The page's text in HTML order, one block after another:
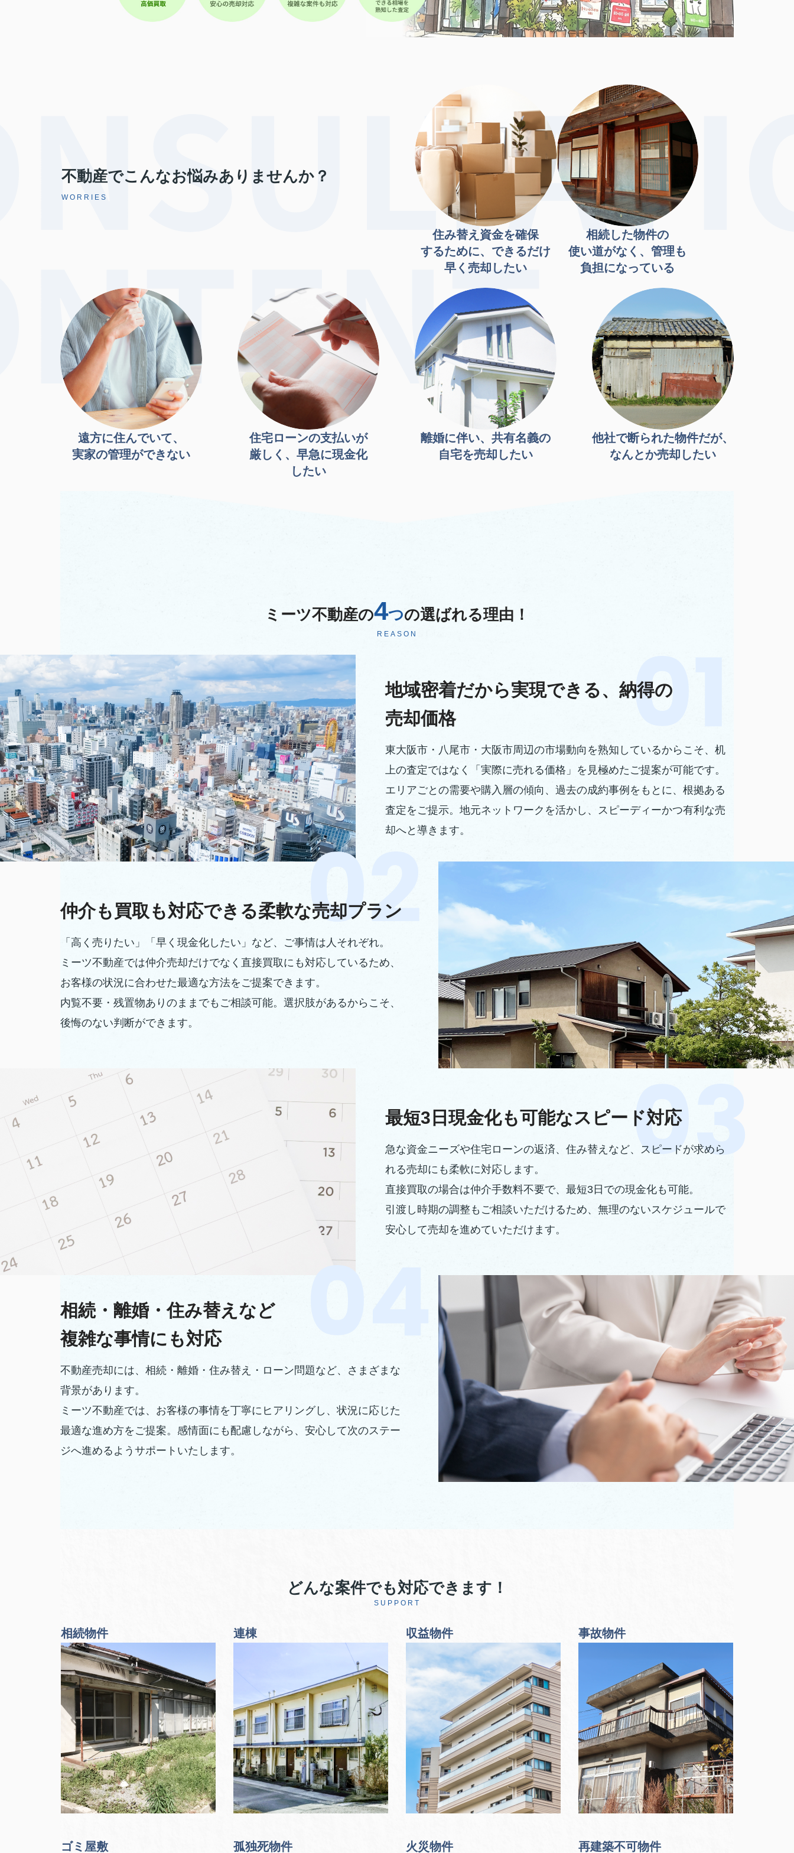
不動産でこんなお悩みありませんか？
WORRIES
住み替え資金を確保
するために、できるだけ
早く売却したい
相続した物件の
使い道がなく、管理も
負担になっている
遠方に住んでいて、
実家の管理ができない
住宅ローンの支払いが
厳しく、早急に現金化
したい
離婚に伴い、共有名義の
自宅を売却したい
他社で断られた物件だが、
なんとか売却したい
ミーツ不動産の4つの選ばれる理由！
REASON
地域密着だから実現できる、納得の
売却価格
東大阪市・八尾市・大阪市周辺の市場動向を熟知しているからこそ、机
上の査定ではなく「実際に売れる価格」を見極めたご提案が可能です。
エリアごとの需要や購入層の傾向、過去の成約事例をもとに、根拠ある
査定をご提示。地元ネットワークを活かし、スピーディーかつ有利な売
却へと導きます。
仲介も買取も対応できる柔軟な売却プラン
「高く売りたい」「早く現金化したい」など、ご事情は人それぞれ。
ミーツ不動産では仲介売却だけでなく直接買取にも対応しているため、
お客様の状況に合わせた最適な方法をご提案できます。
内覧不要・残置物ありのままでもご相談可能。選択肢があるからこそ、
後悔のない判断ができます。
最短3日現金化も可能なスピード対応
急な資金ニーズや住宅ローンの返済、住み替えなど、スピードが求めら
れる売却にも柔軟に対応します。
直接買取の場合は仲介手数料不要で、最短3日での現金化も可能。
引渡し時期の調整もご相談いただけるため、無理のないスケジュールで
安心して売却を進めていただけます。
相続・離婚・住み替えなど
複雑な事情にも対応
不動産売却には、相続・離婚・住み替え・ローン問題など、さまざまな
背景があります。
ミーツ不動産では、お客様の事情を丁寧にヒアリングし、状況に応じた
最適な進め方をご提案。感情面にも配慮しながら、安心して次のステー
ジへ進めるようサポートいたします。
どんな案件でも対応できます！
SUPPORT
相続物件 連棟 収益物件 事故物件
ゴミ屋敷 孤独死物件 火災物件 再建築不可物件